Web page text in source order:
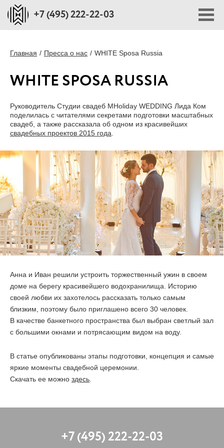
+7 (495) 222-22-03
ПЛОЩАДКИ
СТОИМОСТЬ
О НАС
ПРЕССА О НАС
ОТЗЫВЫ
КОНТАКТЫ
Главная Пресса о нас WHITE Sposa Russia
WHITE SPOSA RUSSIA
Руководитель Студии свадеб MHoliday WEDDING Лида Ком
поделилась с читателями секретами подготовки масштабных
свадеб, а также рассказала об одном из красивейших
свадебных проектов 2015 года
Анна и Иван решили устроить торжественный ужин в своем
доме на берегу красивейшего водохранилища. Историю
своей любви их захотелось рассказать только самым
близким, поэтому было приглашено всего 30 человек.
В качестве банкетного пространства был выбран светлый зал
с большими окнами и потрясающим видом на воду.
В статье опубликованы этапы подготовки, концепция и самые
яркие моменты свадебной церемонии.
Скачать ее можно здесь
+7 (495) 222-22-03